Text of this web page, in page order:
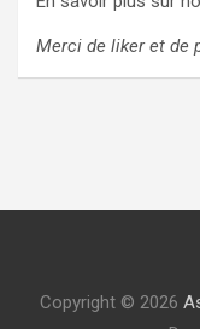
v
s
Merci de liker et de
Copyright © 2026